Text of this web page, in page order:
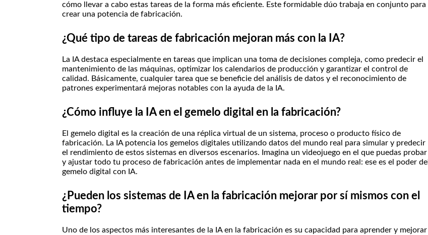
cómo llevar a cabo estas tareas de la forma más eficiente. Este formidable dúo trabaja en conjunto para
crear una potencia de fabricación.
¿Qué tipo de tareas de fabricación mejoran más con la IA?
La IA destaca especialmente en tareas que implican una toma de decisiones compleja, como predecir el
mantenimiento de las máquinas, optimizar los calendarios de producción y garantizar el control de
calidad. Básicamente, cualquier tarea que se beneficie del análisis de datos y el reconocimiento de
patrones experimentará mejoras notables con la ayuda de la IA.
¿Cómo influye la IA en el gemelo digital en la fabricación?
El gemelo digital es la creación de una réplica virtual de un sistema, proceso o producto físico de
fabricación. La IA potencia los gemelos digitales utilizando datos del mundo real para simular y predecir
el rendimiento de estos sistemas en diversos escenarios. Imagina un videojuego en el que puedas probar
y ajustar todo tu proceso de fabricación antes de implementar nada en el mundo real: ese es el poder del
gemelo digital con IA.
¿Pueden los sistemas de IA en la fabricación mejorar por sí mismos con el
tiempo?
Uno de los aspectos más interesantes de la IA en la fabricación es su capacidad para aprender y mejorar